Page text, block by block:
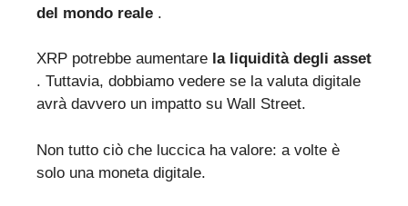
del mondo reale .
XRP potrebbe aumentare la liquidità degli asset
. Tuttavia, dobbiamo vedere se la valuta digitale
avrà davvero un impatto su Wall Street.
Non tutto ciò che luccica ha valore: a volte è
solo una moneta digitale.